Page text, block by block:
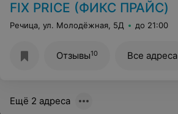
FIX PRICE (ФИКС ПРАЙС)
Речица, ул. Молодёжная, 5Д до 21:00
Отзывы10 Все адреса
Ещё 2 адреса